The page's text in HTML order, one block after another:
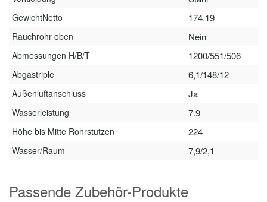
GewichtNetto 174.19
Rauchrohr oben Nein
Abmessungen H/B/T 1200/551/506
Abgastriple 6,1/148/12
Außenluftanschluss Ja
Wasserleistung 7.9
Höhe bis Mitte Rohrstutzen 224
Wasser/Raum 7,9/2,1
Passende Zubehör-Produkte